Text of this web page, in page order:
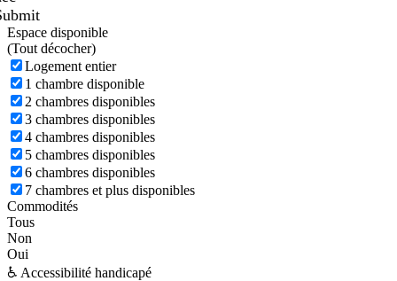
Espace disponible
(Tout décocher)
Logement entier
1 chambre disponible
2 chambres disponibles
3 chambres disponibles
4 chambres disponibles
5 chambres disponibles
6 chambres disponibles
7 chambres et plus disponibles
Commodités
Tous
Non
Oui
♿ Accessibilité handicapé